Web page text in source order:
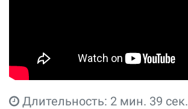
Длительность: 2 мин. 39 сек.